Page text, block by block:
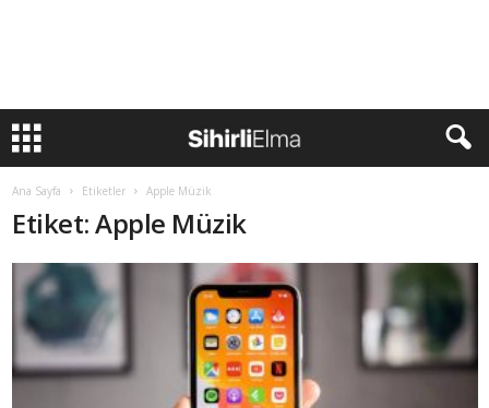
Ana Sayfa Etiketler Apple Müzik
Etiket: Apple Müzik